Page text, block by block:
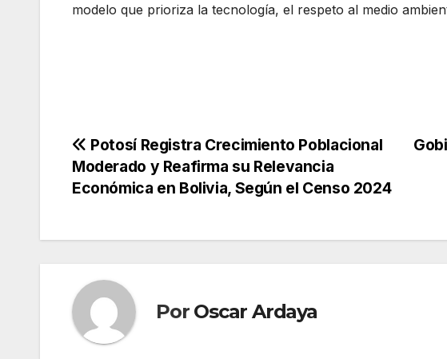
modelo que prioriza la tecnología, el respeto al medio
Navegación
de
Potosí Registra Crecimiento Poblacional
Moderado y Reafirma su Relevancia
Económica en Bolivia, Según el Censo 2024
Por Oscar Ardaya